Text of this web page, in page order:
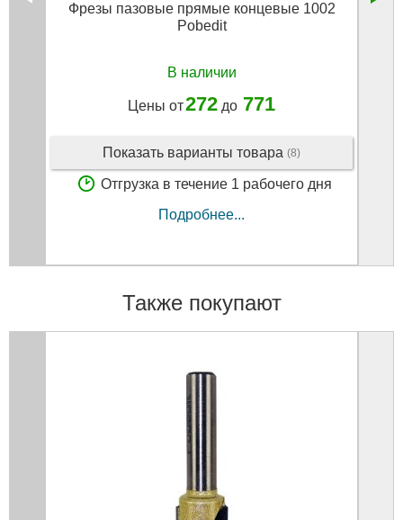
Фрезы пазовые прямые концевые 1002
Pobedit
В наличии
Цены от272 до 771
Показать варианты товара (8)
Отгрузка в течение 1 рабочего дня
Подробнее...
Также покупают